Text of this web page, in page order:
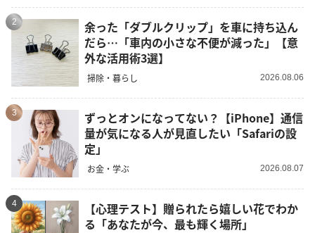
2
余った「ダブルクリップ」を車に持ち込ん
だら…「車内の小さな不便が減った」【意
外な活用術3選】
掃除・暮らし 2026.08.06
3
ずっとオンになってない？【iPhone】通信
量が気になる人が見直したい「Safariの設
定」
お金・学ぶ 2026.08.07
4
【心理テスト】贈られたら嬉しい花でわか
る「あなたが今、最も輝く場所」